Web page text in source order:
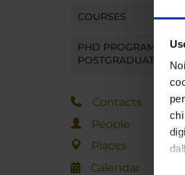
COURSES
PHD PROGRAMMES
POSTGRADUATE
Contacts
People
Places
Calendar